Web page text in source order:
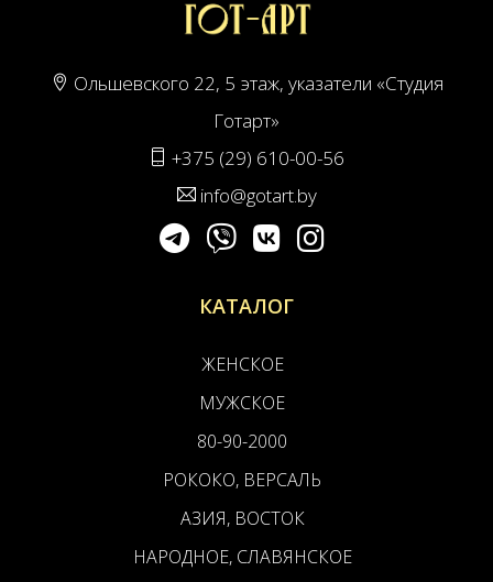
Ольшевского 22, 5 этаж, указатели «Студия
Готарт»
+375 (29) 610-00-56
info@gotart.by
КАТАЛОГ
ЖЕНСКОЕ
МУЖСКОЕ
80-90-2000
РОКОКО, ВЕРСАЛЬ
АЗИЯ, ВОСТОК
НАРОДНОЕ, СЛАВЯНСКОЕ